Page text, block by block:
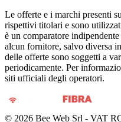
Le offerte e i marchi presenti
rispettivi titolari e sono
è un comparatore
alcun fornitore, salvo diversa
delle offerte sono soggetti a
periodicamente. Per
siti ufficiali degli operatori.
© 2026 Bee Web Srl - VAT